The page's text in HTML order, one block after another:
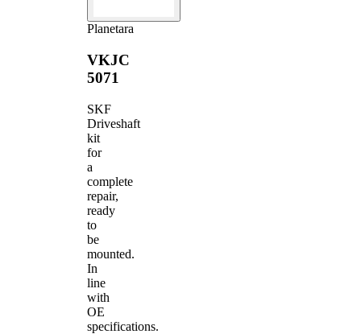
Planetara
VKJC
5071
SKF
Driveshaft
kit
for
a
complete
repair,
ready
to
be
mounted.
In
line
with
OE
specifications.